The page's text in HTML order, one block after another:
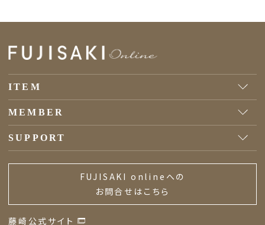
ITEM
MEMBER
SUPPORT
FUJISAKI onlineへの
お問合せはこちら
藤崎公式サイト